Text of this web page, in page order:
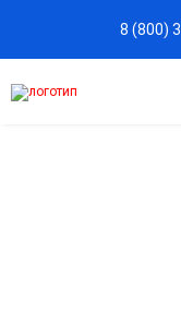
8 (800)